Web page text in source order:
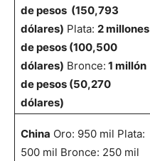
de pesos (150,793
dólares) Plata: 2 millones
de pesos (100,500
dólares) Bronce: 1 millón
de pesos (50,270
dólares)
China Oro: 950 mil Plata:
500 mil Bronce: 250 mil